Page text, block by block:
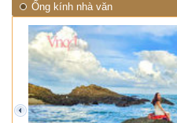
Ống kính nhà văn
prev